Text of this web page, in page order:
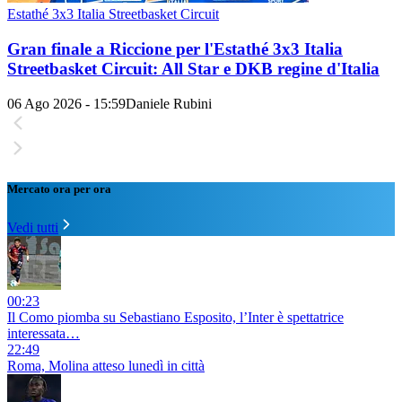
Estathé 3x3 Italia Streetbasket Circuit
Gran finale a Riccione per l'Estathé 3x3 Italia
Streetbasket Circuit: All Star e DKB regine d'Italia
06 Ago 2026 - 15:59Daniele Rubini
Mercato ora per ora
Vedi tutti
00:23
Il Como piomba su Sebastiano Esposito, l’Inter è spettatrice
interessata…
22:49
Roma, Molina atteso lunedì in città